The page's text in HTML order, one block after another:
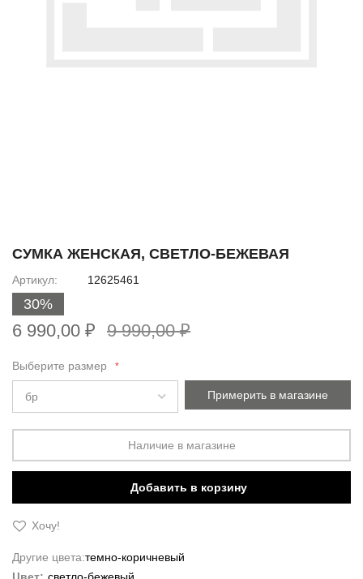
to
beginning
the
gallery
СУМКА ЖЕНСКАЯ, СВЕТЛО-БЕЖЕВАЯ
Артикул 12625461
30%
6 990,00 ₽ 9 990,00 ₽
Выберите размер
Примерить в магазине
Наличие в магазине
Добавить в корзину
Хочу!
Другие цвета:темно-коричневый